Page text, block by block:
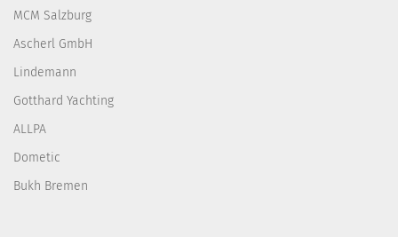
MCM Salzburg
Ascherl GmbH
Lindemann
Gotthard Yachting
ALLPA
Dometic
Bukh Bremen